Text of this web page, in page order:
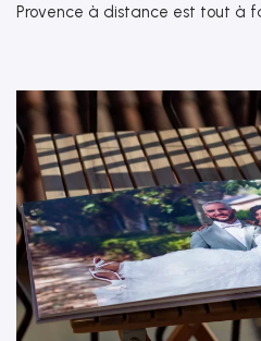
Provence à distance est tout à